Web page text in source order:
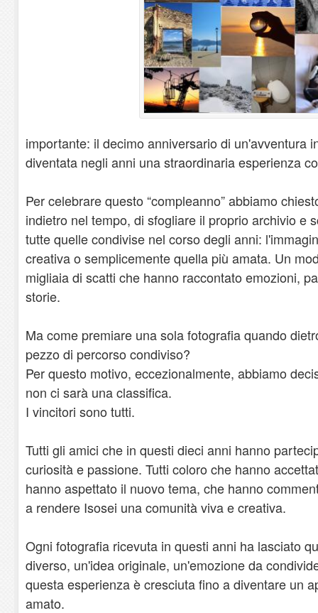
importante: il decimo anniversario di un'avventura
diventata negli anni una straordinaria esperienza
Per celebrare questo “compleanno” abbiamo
indietro nel tempo, di sfogliare il proprio archivio e
tutte quelle condivise nel corso degli anni:
creativa o semplicemente quella più amata. Un
migliaia di scatti che hanno raccontato emozioni,
storie.
Ma come premiare una sola fotografia quando
pezzo di percorso condiviso?
Per questo motivo, eccezionalmente, abbiamo
non ci sarà una classifica.
I vincitori sono tutti.
Tutti gli amici che in questi dieci anni hanno
curiosità e passione. Tutti coloro che hanno
hanno aspettato il nuovo tema, che hanno
a rendere Isosei una comunità viva e creativa.
Ogni fotografia ricevuta in questi anni ha lasciato
diverso, un'idea originale, un'emozione da
questa esperienza è cresciuta fino a diventare un
amato.